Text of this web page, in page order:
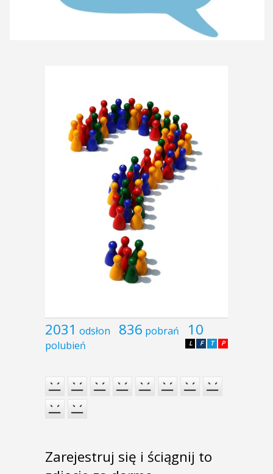
2031 odsłon 836 pobrań 10
polubień P
T
F
L
Zarejestruj się i ściągnij to